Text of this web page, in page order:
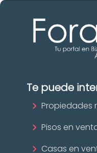
Te puede
Propiedades
Pisos en
Casas en